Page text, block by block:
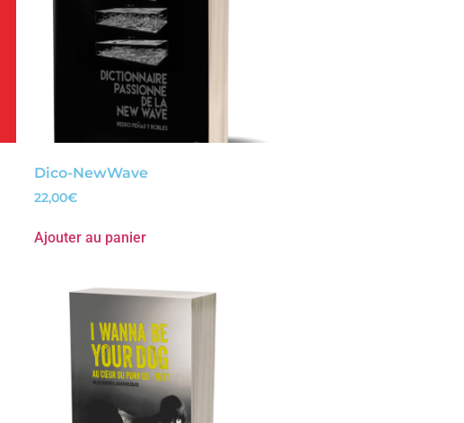
Dico-NewWave
22,00€
Ajouter au panier